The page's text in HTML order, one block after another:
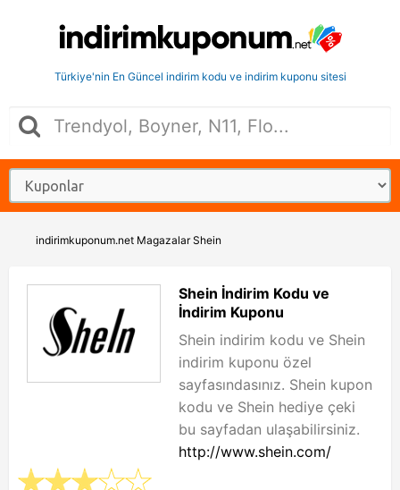
Türkiye'nin En Güncel indirim kodu ve indirim kuponu sitesi
indirimkuponum.net Magazalar Shein
Shein İndirim Kodu ve
İndirim Kuponu
Shein indirim kodu ve Shein
indirim kuponu özel
sayfasındasınız. Shein kupon
kodu ve Shein hediye çeki
bu sayfadan ulaşabilirsiniz.
http://www.shein.com/